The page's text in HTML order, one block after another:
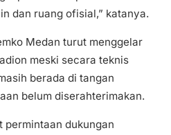
dan ruang ofisial,” katanya.
Medan turut menggelar
meski secara teknis
berada di tangan
belum diserahterimakan.
permintaan dukungan